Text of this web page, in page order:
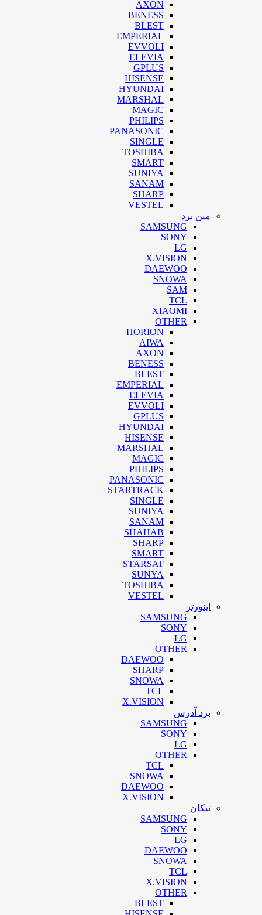
AXON
BENESS
BLEST
EMPERIAL
EVVOLI
ELEVIA
GPLUS
HISENSE
HYUNDAI
MARSHAL
MAGIC
PHILIPS
PANASONIC
SINGLE
TOSHIBA
SMART
SUNIYA
SANAM
SHARP
VESTEL
مین برد
SAMSUNG
SONY
LG
X.VISION
DAEWOO
SNOWA
SAM
TCL
XIAOMI
OTHER
HORION
AIWA
AXON
BENESS
BLEST
EMPERIAL
ELEVIA
EVVOLI
GPLUS
HYUNDAI
HISENSE
MARSHAL
MAGIC
PHILIPS
PANASONIC
STARTRACK
SINGLE
SUNIYA
SANAM
SHAHAB
SHARP
SMART
STARSAT
SUNYA
TOSHIBA
VESTEL
اینورتر
SAMSUNG
SONY
LG
OTHER
DAEWOO
SHARP
SNOWA
TCL
X.VISION
برد آدرس
SAMSUNG
SONY
LG
OTHER
TCL
SNOWA
DAEWOO
X.VISION
تیکان
SAMSUNG
SONY
LG
DAEWOO
SNOWA
TCL
X.VISION
OTHER
BLEST